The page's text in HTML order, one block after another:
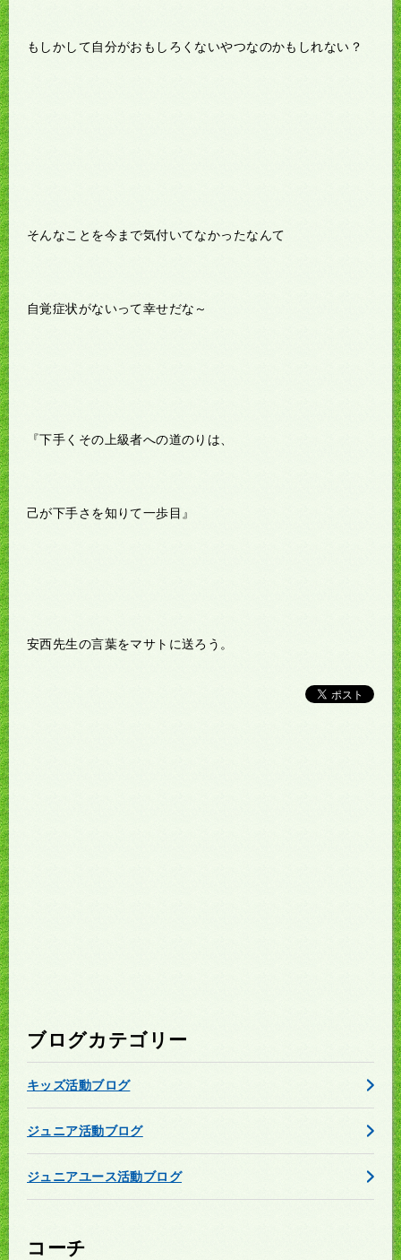
もしかして自分がおもしろくないやつなのかもしれない？
そんなことを今まで気付いてなかったなんて
自覚症状がないって幸せだな～
『下手くその上級者への道のりは、
己が下手さを知りて一歩目』
安西先生の言葉をマサトに送ろう。
ブログカテゴリー
キッズ活動ブログ
ジュニア活動ブログ
ジュニアユース活動ブログ
コーチ